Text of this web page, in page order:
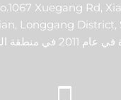
No.1067 Xuegang Rd,
الشنجان، الصين.